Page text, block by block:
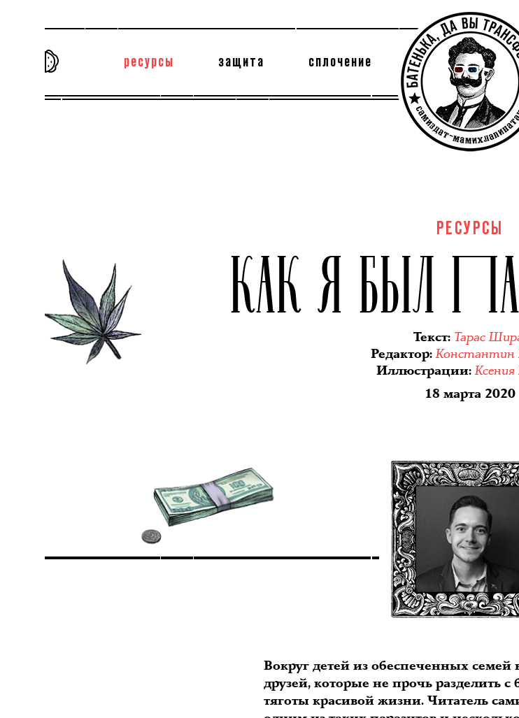
ресурсы защита сплочение
РЕСУРСЫ
КАК Я БЫЛ
Текст: Тарас
Редактор:Константин
Иллюстрации:
18 марта 2020
Вокруг детей из обеспеченных семей
друзей, которые не прочь разделить
тяготы красивой жизни. Читатель